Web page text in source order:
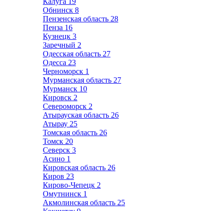
Обнинск 8
Пензенская область 28
Пенза 16
Кузнецк 3
Заречный 2
Одесская область 27
Одесса 23
Черноморск 1
Мурманская область 27
Мурманск 10
Кировск 2
Североморск 2
Атырауская область 26
Атырау 25
Томская область 26
Томск 20
Северск 3
Асино 1
Кировская область 26
Киров 23
Кирово-Чепецк 2
Омутнинск 1
Акмолинская область 25